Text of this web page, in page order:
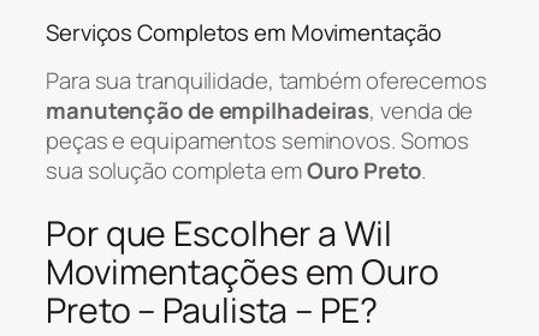
Serviços Completos em Movimentação
Para sua tranquilidade, também oferecemos
manutenção de empilhadeiras, venda de
peças e equipamentos seminovos. Somos
sua solução completa emOuro Preto.
Por que Escolher a Wil
Movimentações em Ouro
Preto – Paulista – PE?